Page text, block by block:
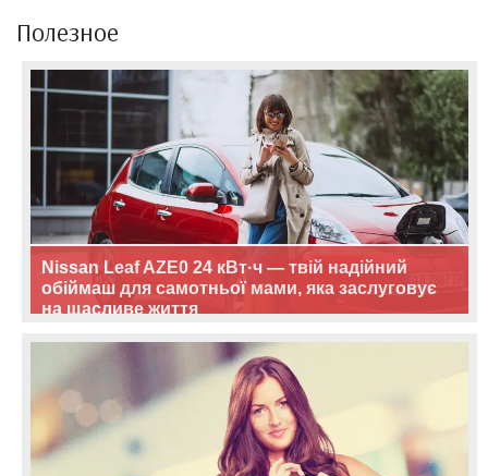
Полезное
Nissan Leaf AZE0 24 кВт·ч — твій надійний
обіймаш для самотньої мами, яка заслуговує
на щасливе життя